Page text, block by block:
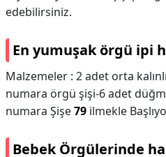
edebilirsiniz.
En yumuşak örgü ipi
Malzemeler : 2 adet orta
numara örgü şişi-6 adet
numara Şişe79 ilmekle
Bebek Örgülerinde